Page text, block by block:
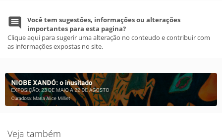
Você tem sugestões, informações ou alterações
importantes para esta pagina?
Clique aqui para sugerir uma alteração no conteudo e contribuir com
as informações expostas no site.
Veja também